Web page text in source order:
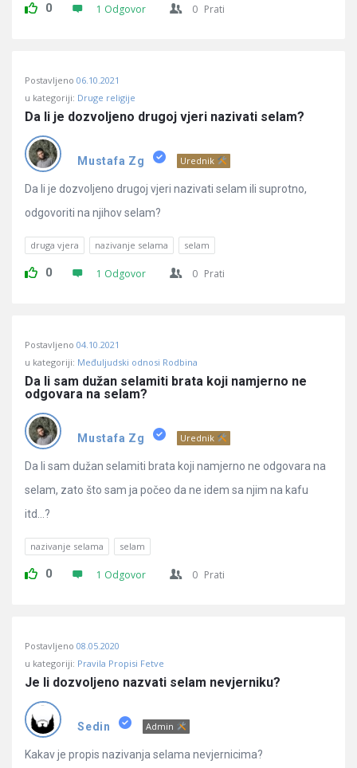
0 1 Odgovor 0 Prati
Postavljeno 06.10.2021
u kategoriji: Druge religije
Da li je dozvoljeno drugoj vjeri nazivati selam?
Mustafa Zg Urednik
Da li je dozvoljeno drugoj vjeri nazivati selam ili suprotno,
odgovoriti na njihov selam?
druga vjera nazivanje selama selam
0 1 Odgovor 0 Prati
Postavljeno 04.10.2021
u kategoriji: Međuljudski odnosi Rodbina
Da li sam dužan selamiti brata koji namjerno ne
odgovara na selam?
Mustafa Zg Urednik
Da li sam dužan selamiti brata koji namjerno ne odgovara na
selam, zato što sam ja počeo da ne idem sa njim na kafu
itd…?
nazivanje selama selam
0 1 Odgovor 0 Prati
Postavljeno 08.05.2020
u kategoriji: Pravila Propisi Fetve
Je li dozvoljeno nazvati selam nevjerniku?
Sedin Admin
Kakav je propis nazivanja selama nevjernicima?